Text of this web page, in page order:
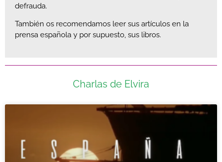
defrauda.
También os recomendamos leer sus artículos en la
prensa española y por supuesto, sus libros.
Charlas de Elvira